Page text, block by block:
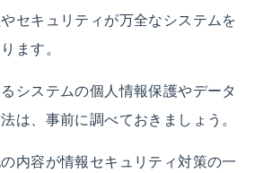
セキュリティが万全なシステムを
ます。
システムの個人情報保護やデータ
は、事前に調べておきましょう。
内容が情報セキュリティ対策の一